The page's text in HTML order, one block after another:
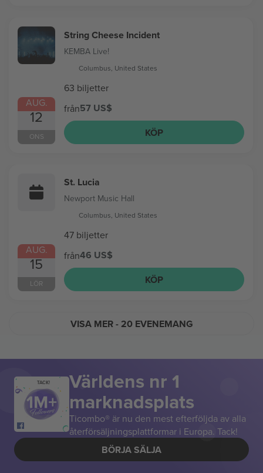
AUG.
12
ONS
String Cheese Incident
KEMBA Live!
Columbus, United States
63 biljetter
från57 US$
KÖP
AUG.
15
LÖR
St. Lucia
Newport Music Hall
Columbus, United States
47 biljetter
från46 US$
KÖP
VISA MER- 20 EVENEMANG
TACK! Världens nr 1
marknadsplats
Ticombo® är nu den mest efterföljda av alla
återförsäljningsplattformar i Europa. Tack!
BÖRJA SÄLJA